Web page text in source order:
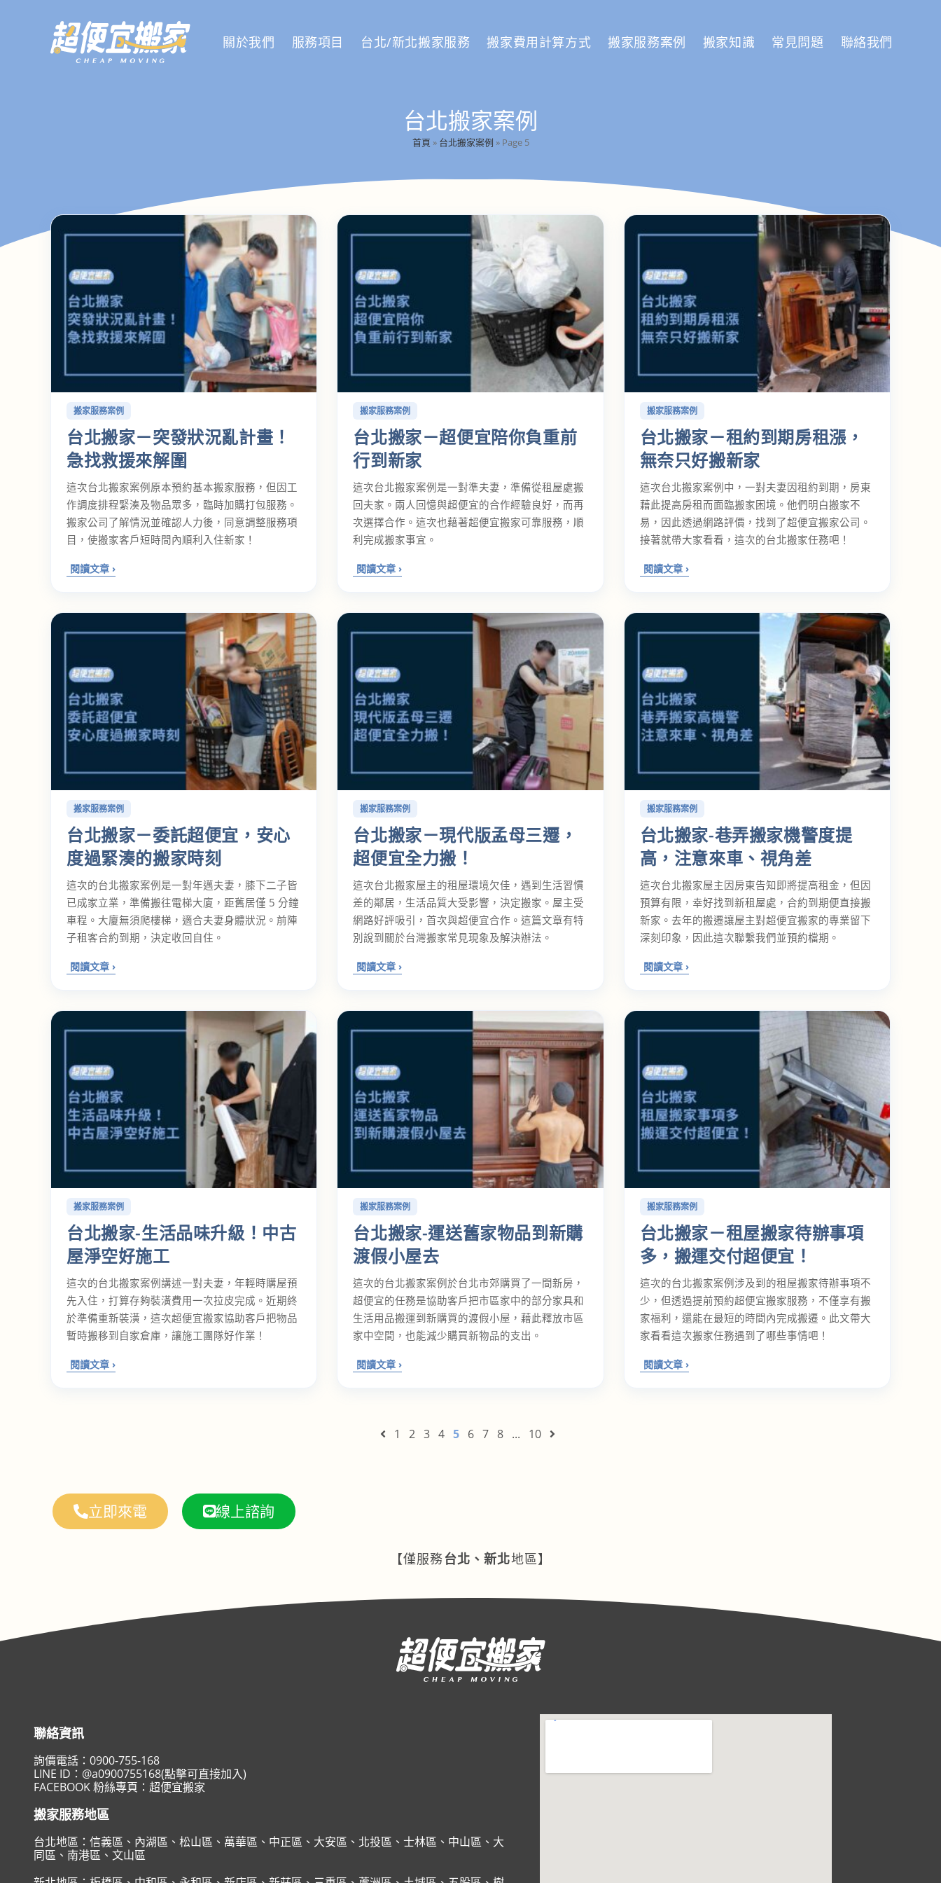
關於我們 服務項目 台北/新北搬家服務 搬家費用計算方式 搬家服務案例 搬家知識 常見問題 聯絡我們
台北搬家案例
首頁 » 台北搬家案例 » Page 5
台北搬家－突發狀況亂計畫！
急找救援來解圍
搬家服務案例
這次台北搬家案例原本預約基本搬家服務，但因工
作調度排程緊湊及物品眾多，臨時加購打包服務。
搬家公司了解情況並確認人力後，同意調整服務項
目，使搬家客戶短時間內順利入住新家！
台北搬家－超便宜陪你負重前
行到新家
搬家服務案例
這次台北搬家案例是一對準夫妻，準備從租屋處搬
回夫家。兩人回憶與超便宜的合作經驗良好，而再
次選擇合作。這次也藉著超便宜搬家可靠服務，順
利完成搬家事宜。
台北搬家－租約到期房租漲，
無奈只好搬新家
搬家服務案例
這次台北搬家案例中，一對夫妻因租約到期，房東
藉此提高房租而面臨搬家困境。他們明白搬家不
易，因此透過網路評價，找到了超便宜搬家公司。
接著就帶大家看看，這次的台北搬家任務吧！
台北搬家－委託超便宜，安心
度過緊湊的搬家時刻
搬家服務案例
這次的台北搬家案例是一對年邁夫妻，膝下二子皆
已成家立業，準備搬往電梯大廈，距舊居僅 5 分鐘
車程。大廈無須爬樓梯，適合夫妻身體狀況。前陣
子租客合約到期，決定收回自住。
台北搬家－現代版孟母三遷，
超便宜全力搬！
搬家服務案例
這次台北搬家屋主的租屋環境欠佳，遇到生活習慣
差的鄰居，生活品質大受影響，決定搬家。屋主受
網路好評吸引，首次與超便宜合作。這篇文章有特
別說到關於台灣搬家常見現象及解決辦法。
台北搬家-巷弄搬家機警度提
高，注意來車、視角差
搬家服務案例
這次台北搬家屋主因房東告知即將提高租金，但因
預算有限，幸好找到新租屋處，合約到期便直接搬
新家。去年的搬遷讓屋主對超便宜搬家的專業留下
深刻印象，因此這次聯繫我們並預約檔期。
台北搬家-生活品味升級！中古
屋淨空好施工
搬家服務案例
這次的台北搬家案例講述一對夫妻，年輕時購屋預
先入住，打算存夠裝潢費用一次拉皮完成。近期終
於準備重新裝潢，這次超便宜搬家協助客戶把物品
暫時搬移到自家倉庫，讓施工團隊好作業！
台北搬家-運送舊家物品到新購
渡假小屋去
搬家服務案例
這次的台北搬家案例於台北市郊購買了一間新房，
超便宜的任務是協助客戶把市區家中的部分家具和
生活用品搬運到新購買的渡假小屋，藉此釋放市區
家中空間，也能減少購買新物品的支出。
台北搬家－租屋搬家待辦事項
多，搬運交付超便宜！
搬家服務案例
這次的台北搬家案例涉及到的租屋搬家待辦事項不
少，但透過提前預約超便宜搬家服務，不僅享有搬
家福利，還能在最短的時間內完成搬遷。此文帶大
家看看這次搬家任務遇到了哪些事情吧！
1 2 3 4 5 6 7 8 ... 10
立即來電 線上諮詢
【僅服務台北、新北地區】
聯絡資訊
詢價電話： 0900-755-168
LINE ID： @a0900755168(點擊可直接加入)
FACEBOOK 粉絲專頁： 超便宜搬家
搬家服務地區
台北地區： 信義區 、 內湖區 、 松山區 、 萬華區 、 中正區 、 大安區 、 北投區 、 士林區 、 中山區 、 大
同區 、 南港區 、 文山區